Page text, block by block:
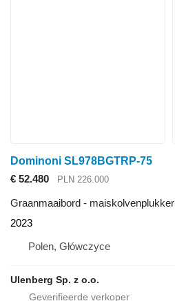
Dominoni SL978BGTRP-75
€ 52.480
PLN 226.000
Graanmaaibord - maiskolvenplukker
2023
Polen, Główczyce
Ulenberg Sp. z o.o.